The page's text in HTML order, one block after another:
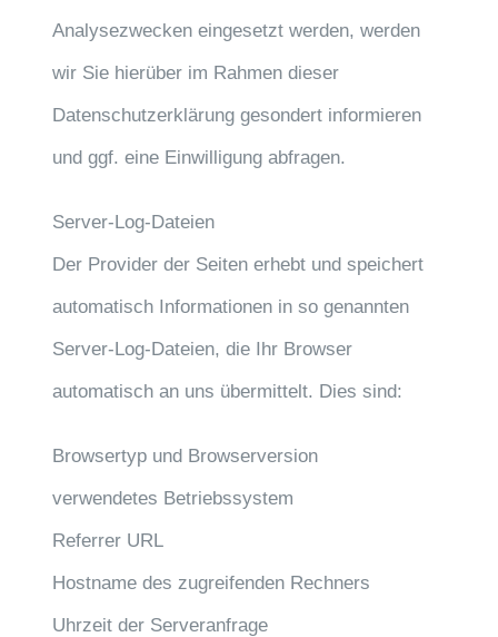
Analysezwecken eingesetzt werden, werden
wir Sie hierüber im Rahmen dieser
Datenschutzerklärung gesondert informieren
und ggf. eine Einwilligung abfragen.
Server-Log-Dateien
Der Provider der Seiten erhebt und speichert
automatisch Informationen in so genannten
Server-Log-Dateien, die Ihr Browser
automatisch an uns übermittelt. Dies sind:
Browsertyp und Browserversion
verwendetes Betriebssystem
Referrer URL
Hostname des zugreifenden Rechners
Uhrzeit der Serveranfrage